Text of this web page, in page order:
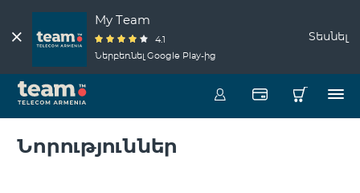
My Team
4.1
Ներբեռնել Google Play-ից
Տեսնել
Նորություններ